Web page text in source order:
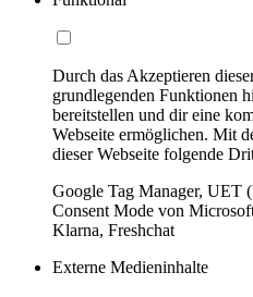
Durch das Akzeptieren
grundlegenden Funktionen
bereitstellen und dir eine
Webseite ermöglichen. Mit
dieser Webseite folgende
Google Tag Manager, UET
Consent Mode von
Klarna, Freshchat
Externe Medieninhalte